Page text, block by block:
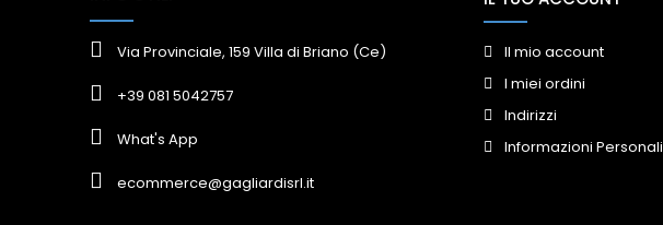
Via Provinciale, 159 Villa di Briano (Ce)
+39 081 5042757
What's App
ecommerce@gagliardisrl.it
Il mio account
I miei ordini
Indirizzi
Informazioni Personali